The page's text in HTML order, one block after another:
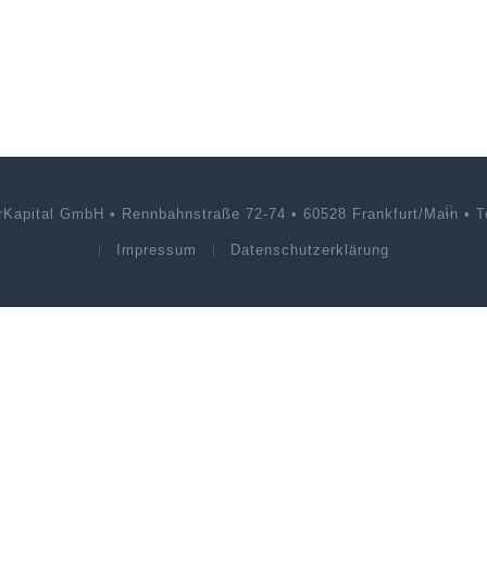
GmbH • Rennbahnstraße 72-74 • 60528 Frankfurt/Main •
Impressum Datenschutzerklärung